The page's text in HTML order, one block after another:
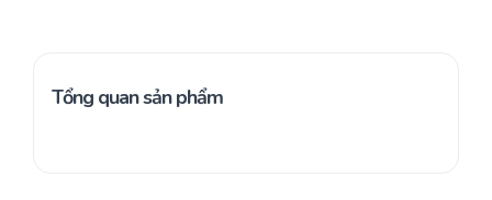
Tổng quan sản phẩm